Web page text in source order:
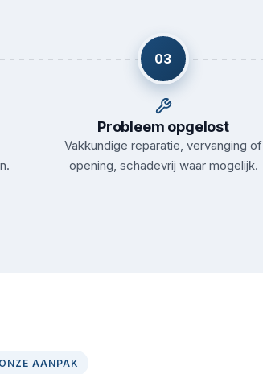
03
Probleem opgelost
Vakkundige reparatie, vervanging of
opening, schadevrij waar mogelijk.
ONZE AANPAK